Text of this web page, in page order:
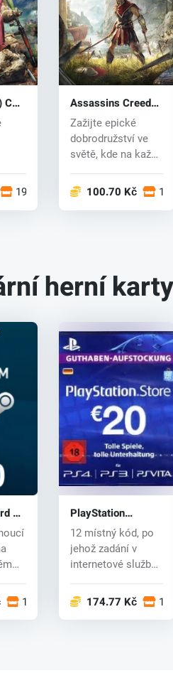
CD
19 obchodech
Assassins Creed
Odyssey (PC) CD
key
Zažijte epické
dobrodružství ve
světě, kde na každé
Odsouzený...
100.70 Kč
herní karty
20
14 obchodech
PlayStation
Network Card 20
EUR
12 místný kód, po
jehož zadání v
internetové službě
Network, se...
174.77 Kč